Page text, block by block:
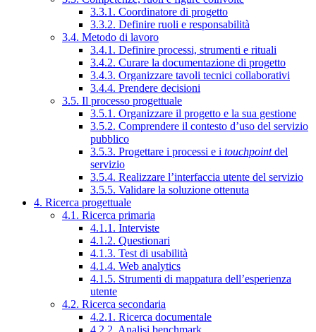
3.3.1. Coordinatore di progetto
3.3.2. Definire ruoli e responsabilità
3.4. Metodo di lavoro
3.4.1. Definire processi, strumenti e rituali
3.4.2. Curare la documentazione di progetto
3.4.3. Organizzare tavoli tecnici collaborativi
3.4.4. Prendere decisioni
3.5. Il processo progettuale
3.5.1. Organizzare il progetto e la sua gestione
3.5.2. Comprendere il contesto d’uso del servizio
pubblico
3.5.3. Progettare i processi e i touchpointdel
servizio
3.5.4. Realizzare l’interfaccia utente del servizio
3.5.5. Validare la soluzione ottenuta
4. Ricerca progettuale
4.1. Ricerca primaria
4.1.1. Interviste
4.1.2. Questionari
4.1.3. Test di usabilità
4.1.4. Web analytics
4.1.5. Strumenti di mappatura dell’esperienza
utente
4.2. Ricerca secondaria
4.2.1. Ricerca documentale
4.2.2. Analisi benchmark